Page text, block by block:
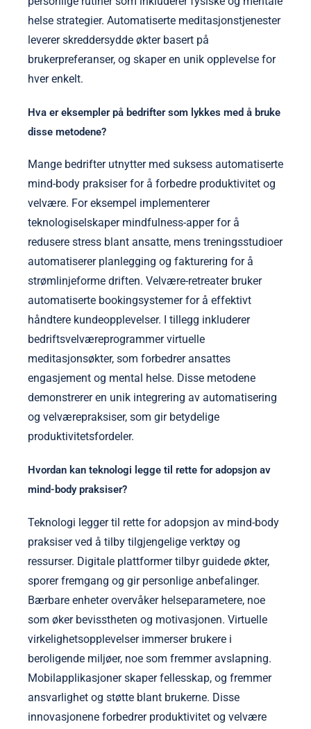
helse strategier. Automatiserte meditasjonstjenester
leverer skreddersydde økter basert på
brukerpreferanser, og skaper en unik opplevelse for
hver enkelt.
Hva er eksempler på bedrifter som lykkes med å bruke
disse metodene?
Mange bedrifter utnytter med suksess automatiserte
mind-body praksiser for å forbedre produktivitet og
velvære. For eksempel implementerer
teknologiselskaper mindfulness-apper for å
redusere stress blant ansatte, mens treningsstudioer
automatiserer planlegging og fakturering for å
strømlinjeforme driften. Velvære-retreater bruker
automatiserte bookingsystemer for å effektivt
håndtere kundeopplevelser. I tillegg inkluderer
bedriftsvelværeprogrammer virtuelle
meditasjonsøkter, som forbedrer ansattes
engasjement og mental helse. Disse metodene
demonstrerer en unik integrering av automatisering
og velværepraksiser, som gir betydelige
produktivitetsfordeler.
Hvordan kan teknologi legge til rette for adopsjon av
mind-body praksiser?
Teknologi legger til rette for adopsjon av mind-body
praksiser ved å tilby tilgjengelige verktøy og
ressurser. Digitale plattformer tilbyr guidede økter,
sporer fremgang og gir personlige anbefalinger.
Bærbare enheter overvåker helseparametere, noe
som øker bevisstheten og motivasjonen. Virtuelle
virkelighetsopplevelser immerser brukere i
beroligende miljøer, noe som fremmer avslapning.
Mobilapplikasjoner skaper fellesskap, og fremmer
ansvarlighet og støtte blant brukerne. Disse
innovasjonene forbedrer produktivitet og velvære